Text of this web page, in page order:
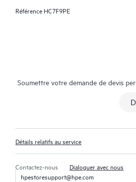
Référence HC7F9PE
Soumettre votre demande de devis
Détails relatifs au service
Contactez-nous
Dialoguer avec nous
hpestoresupport@hpe.com